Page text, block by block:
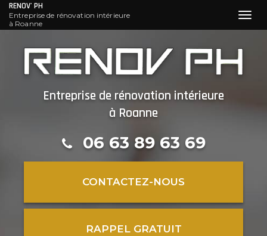
contenu
RENOV' PH
Entreprise de rénovation intérieure
à Roanne
Entreprise de rénovation intérieure
à Roanne
06 63 89 63 69
CONTACTEZ-NOUS
RAPPEL GRATUIT